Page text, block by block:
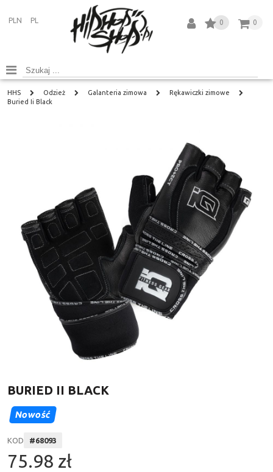
PLN PL 0
0
HHS Odzież Galanteria zimowa
Rękawiczki zimowe
Buried Ii Black
BURIED II BLACK
Nowość
KOD #68093
75.98 zł